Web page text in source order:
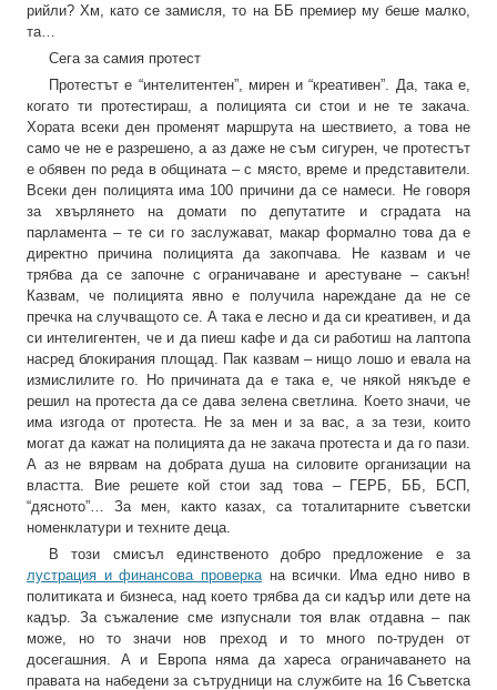
рийли? Хм, като се замисля, то на ББ премиер му беше малко,
та…
Сега за самия протест
Протестът е “интелитентен”, мирен и “креативен”. Да, така е,
когато ти протестираш, а полицията си стои и не те закача.
Хората всеки ден променят маршрута на шествието, а това не
само че не е разрешено, а аз даже не съм сигурен, че протестът
е обявен по реда в общината – с място, време и представители.
Всеки ден полицията има 100 причини да се намеси. Не говоря
за хвърлянето на домати по депутатите и сградата на
парламента – те си го заслужават, макар формално това да е
директно причина полицията да закопчава. Не казвам и че
трябва да се започне с ограничаване и арестуване – сакън!
Казвам, че полицията явно е получила нареждане да не се
пречка на случващото се. А така е лесно и да си креативен, и да
си интелигентен, че и да пиеш кафе и да си работиш на лаптопа
насред блокирания площад. Пак казвам – нищо лошо и евала на
измислилите го. Но причината да е така е, че някой някъде е
решил на протеста да се дава зелена светлина. Което значи, че
има изгода от протеста. Не за мен и за вас, а за тези, които
могат да кажат на полицията да не закача протеста и да го пази.
А аз не вярвам на добрата душа на силовите организации на
властта. Вие решете кой стои зад това – ГЕРБ, ББ, БСП,
“дясното”… За мен, както казах, са тоталитарните съветски
номенклатури и техните деца.
В този смисъл единственото добро предложение е за
лустрация и финансова проверкана всички. Има едно ниво в
политиката и бизнеса, над което трябва да си кадър или дете на
кадър. За съжаление сме изпуснали тоя влак отдавна – пак
може, но то значи нов преход и то много по-труден от
досегашния. А и Европа няма да хареса ограничаването на
правата на набедени за сътрудници на службите на 16 Съветска